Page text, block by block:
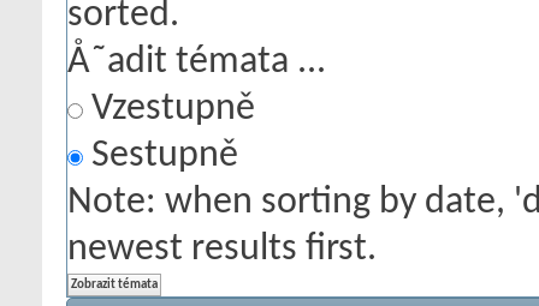
sorted.
Å˜adit témata ...
Vzestupně
Sestupně
Note: when sorting by date,
newest results first.